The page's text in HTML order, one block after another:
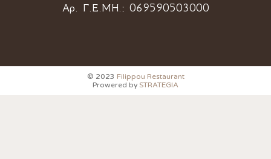
Αρ. Γ.Ε.ΜΗ.: 069590503000
© 2023 Filippou Restaurant
Prowered by STRATEGIA